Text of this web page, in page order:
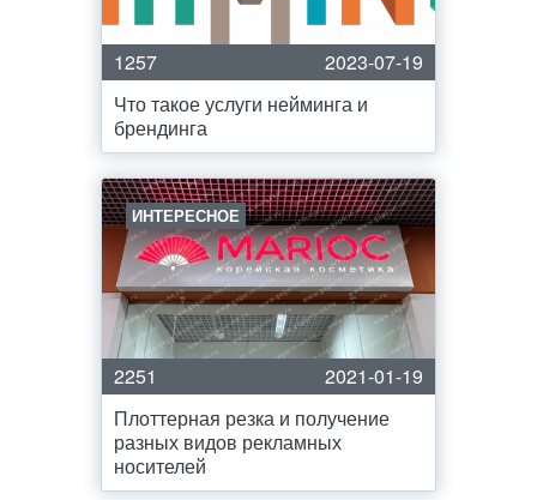
1257
2023-07-19
Что такое услуги нейминга и
брендинга
ИНТЕРЕСНОЕ
2251
2021-01-19
Плоттерная резка и получение
разных видов рекламных
носителей